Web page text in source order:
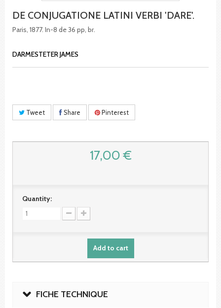
DE CONJUGATIONE LATINI VERBI 'DARE'.
Paris, 1877. In-8 de 36 pp, br.
DARMESTETER JAMES
Tweet Share Pinterest
17,00 €
Quantity:
Add to cart
FICHE TECHNIQUE